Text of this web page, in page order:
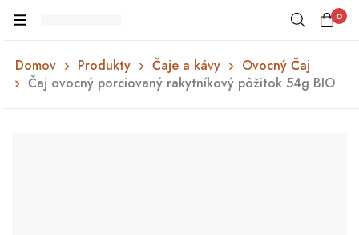
0
Domov Produkty Čaje a kávy
Ovocný Čaj
Čaj ovocný porciovaný rakytníkový pôžitok 54g BIO